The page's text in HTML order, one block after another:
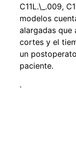
C11L.\_.009,
modelos
alargadas que
cortes y el
un
paciente.
.